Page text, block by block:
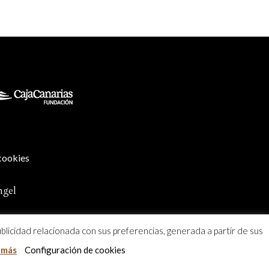
relacionada con sus preferencias, generada a partir de sus
Configuración de cookies